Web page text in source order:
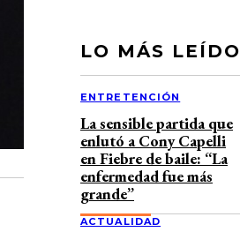
LO MÁS LEÍDO
ENTRETENCIÓN
La sensible partida que
enlutó a Cony Capelli
en Fiebre de baile: “La
enfermedad fue más
grande”
ACTUALIDAD